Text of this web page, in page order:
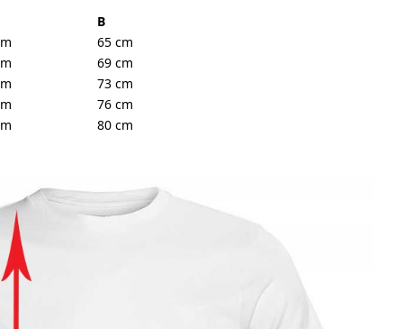
B
65 cm
69 cm
73 cm
76 cm
80 cm